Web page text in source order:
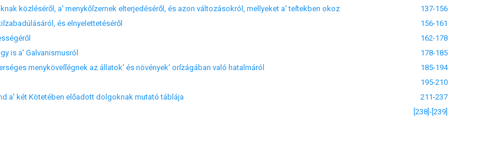
közléséről, a' menykőſzernek elterjedéséről, és azon változásokról, mellyeket a' teſtekben okoz
137-156
és elnyelettetéséről
156-161
162-178
is a' Galvanismusról
178-185
menyköveſſégnek az állatok' és növények' orſzágában való hatalmáról
185-194
195-210
a' két Kötetében előadott dolgoknak mutató táblája
211-237
[238]-[239]